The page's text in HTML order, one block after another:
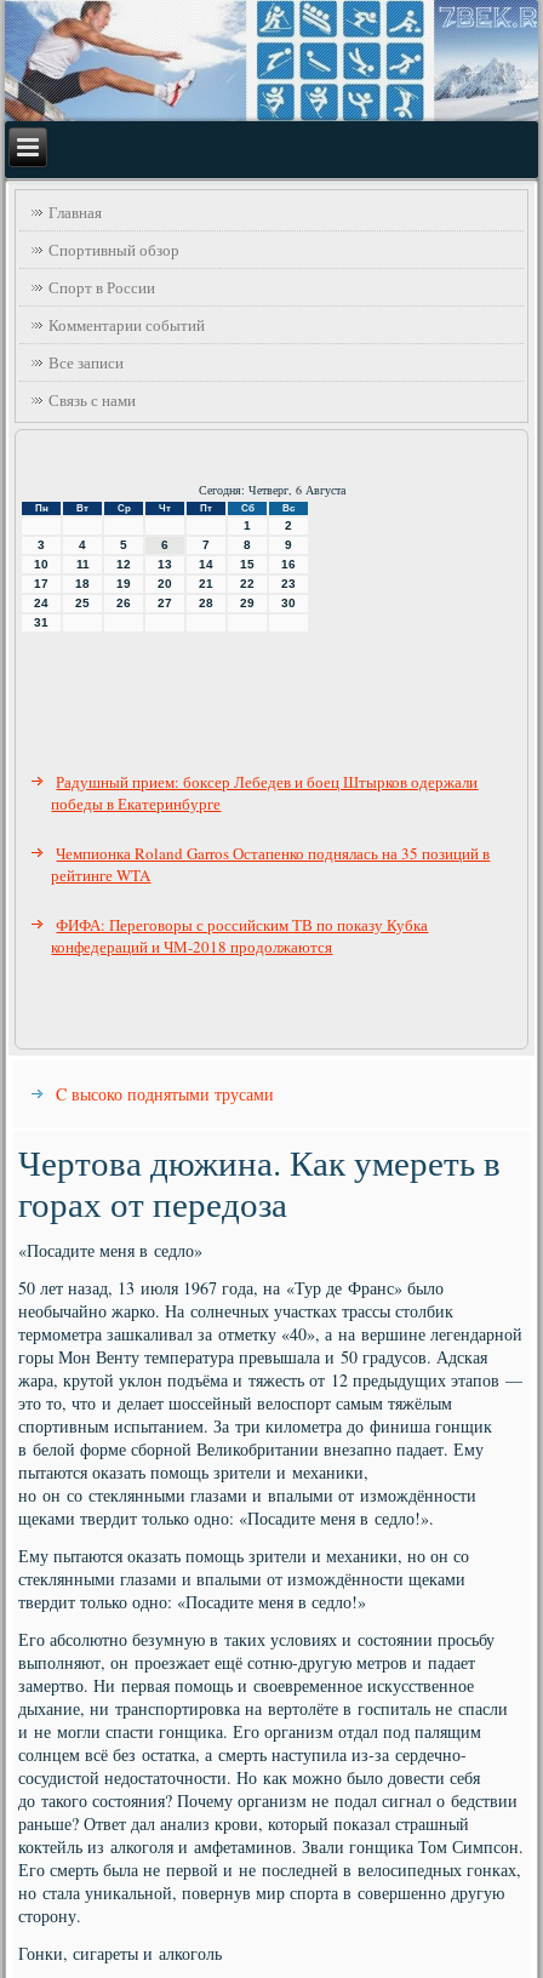
Главная
Спортивный обзор
Спорт в России
Комментарии событий
Все записи
Связь с нами
Сегодня: Четверг, 6 Августа
Пн Вт Ср Чт Пт Сб Вс
1
2
3
4 5 6 7 8
9
10
11 12 13 14 15
16
17
18 19 20 21 22
23
24
25 26 27 28 29
30
31
Радушный прием: боксер Лебедев и боец Штырков одержали
победы в Екатеринбурге
Чемпионка Roland Garros Остапенко поднялась на 35 позиций в
рейтинге WTA
ФИФА: Переговоры с российским ТВ по показу Кубка
конфедераций и ЧМ-2018 продолжаются
C высоко поднятыми трусами
Чертова дюжина. Как умереть в
горах от передоза
«Посадите меня в седло»
50 лет назад, 13 июля 1967 года, на «Тур де Франс» было
необычайно жарко. На солнечных участках трассы столбик
термометра зашкаливал за отметку «40», а на вершине легендарной
горы Мон Венту температура превышала и 50 градусов. Адская
жара, крутой уклон подъёма и тяжесть от 12 предыдущих этапов —
это то, что и делает шоссейный велоспорт самым тяжёлым
спортивным испытанием. За три километра до финиша гонщик
в белой форме сборной Великобритании внезапно падает. Ему
пытаются оказать помощь зрители и механики,
но он со стеклянными глазами и впалыми от измождённости
щеками твердит только одно: «Посадите меня в седло!».
Ему пытаются оказать помощь зрители и механики, но он со
стеклянными глазами и впалыми от измождённости щеками
твердит только одно: «Посадите меня в седло!»
Его абсолютно безумную в таких условиях и состоянии просьбу
выполняют, он проезжает ещё сотню-другую метров и падает
замертво. Ни первая помощь и своевременное искусственное
дыхание, ни транспортировка на вертолёте в госпиталь не спасли
и не могли спасти гонщика. Его организм отдал под палящим
солнцем всё без остатка, а смерть наступила из-за сердечно-
сосудистой недостаточности. Но как можно было довести себя
до такого состояния? Почему организм не подал сигнал о бедствии
раньше? Ответ дал анализ крови, который показал страшный
коктейль из алкоголя и амфетаминов. Звали гонщика Том Симпсон.
Его смерть была не первой и не последней в велосипедных гонках,
но стала уникальной, повернув мир спорта в совершенно другую
сторону.
Гонки, сигареты и алкоголь